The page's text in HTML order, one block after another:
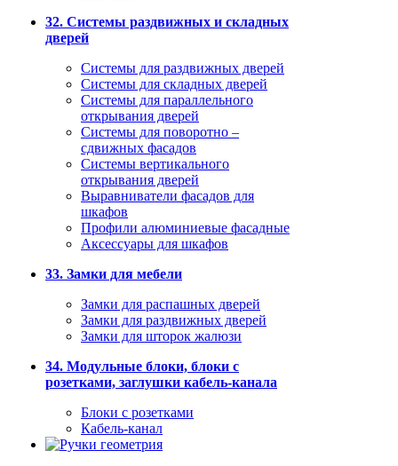
32. Системы раздвижных и складных
дверей
Системы для раздвижных дверей
Системы для складных дверей
Системы для параллельного
открывания дверей
Системы для поворотно –
сдвижных фасадов
Системы вертикального
открывания дверей
Выравниватели фасадов для
шкафов
Профили алюминиевые фасадные
Аксессуары для шкафов
33. Замки для мебели
Замки для распашных дверей
Замки для раздвижных дверей
Замки для шторок жалюзи
34. Модульные блоки, блоки с
розетками, заглушки кабель-канала
Блоки с розетками
Кабель-канал